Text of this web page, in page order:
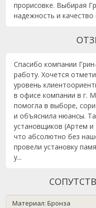
прорисовке. Выбирая
надежность и
Спасибо компании
работу. Хочется
уровень
в офисе компании в г.
помогла в выборе,
и объяснила нюансы.
установщиков (Артем
что абсолютно без
провели установку
у...
Материал: Бронза